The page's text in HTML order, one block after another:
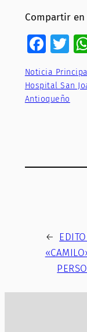
Compartir en
Noticia
Hospital San
Antioqueño
←